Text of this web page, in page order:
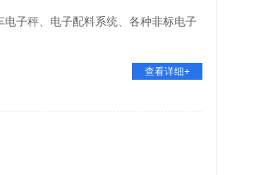
子秤、电子配料系统、各种非标电子
查看详细+